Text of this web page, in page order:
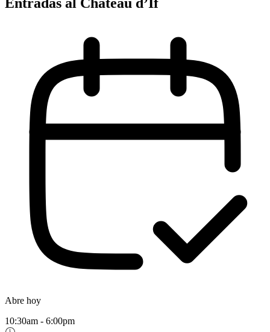
Abre hoy
10:30am - 6:00pm